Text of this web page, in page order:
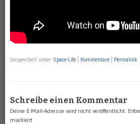
Gespeichert unter Space-Life Kommentare Permalink
Schreibe einen Kommentar
Deine E-Mail-Adresse wird nicht veröffentlicht.
markiert